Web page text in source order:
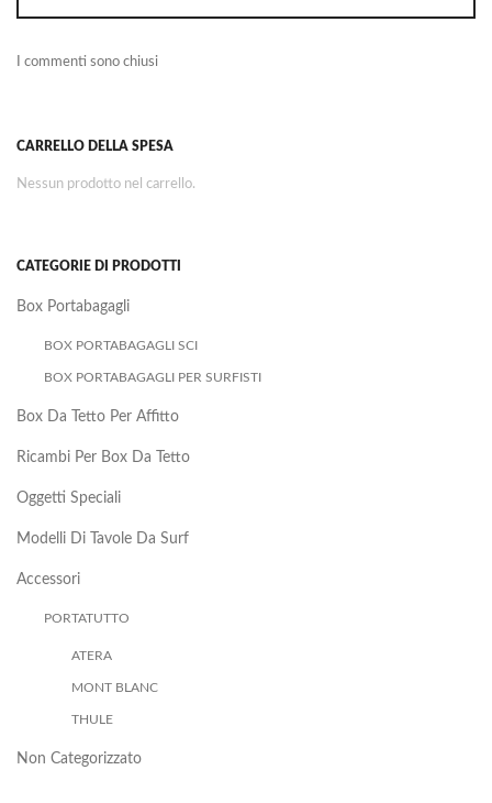
I commenti sono chiusi
CARRELLO DELLA SPESA
Nessun prodotto nel carrello.
CATEGORIE DI PRODOTTI
Box Portabagagli
BOX PORTABAGAGLI SCI
BOX PORTABAGAGLI PER SURFISTI
Box Da Tetto Per Affitto
Ricambi Per Box Da Tetto
Oggetti Speciali
Modelli Di Tavole Da Surf
Accessori
PORTATUTTO
ATERA
MONT BLANC
THULE
Non Categorizzato